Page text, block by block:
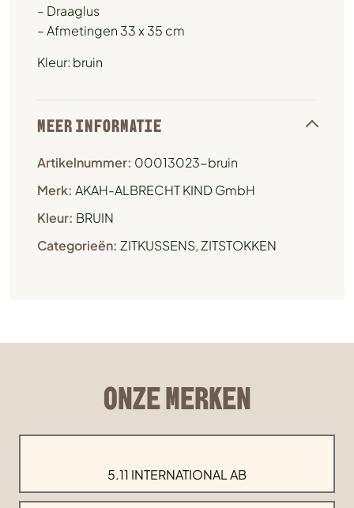
– Draaglus
– Afmetingen 33 x 35 cm
Kleur: bruin
MEER INFORMATIE
Artikelnummer: 00013023-bruin
Merk: AKAH-ALBRECHT KIND GmbH
Kleur: BRUIN
Categorieën: ZITKUSSENS,ZITSTOKKEN
ONZE MERKEN
5.11 INTERNATIONAL AB